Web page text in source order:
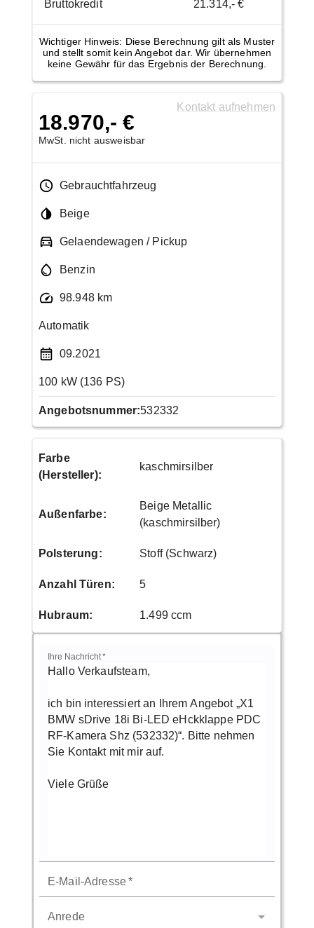
Bruttokredit 21.314,- €
Wichtiger Hinweis: Diese Berechnung gilt als Muster
und stellt somit kein Angebot dar. Wir übernehmen
keine Gewähr für das Ergebnis der Berechnung.
18.970,- €
MwSt. nicht ausweisbar
Kontakt aufnehmen
Gebrauchtfahrzeug
Beige
Gelaendewagen / Pickup
Benzin
98.948 km
Automatik
09.2021
100 kW (136 PS)
Angebotsnummer:532332
Farbe
(Hersteller):
kaschmirsilber
Außenfarbe:
Beige Metallic
(kaschmirsilber)
Polsterung: Stoff (Schwarz)
Anzahl Türen: 5
Hubraum: 1.499 ccm
Ihre Nachricht*
E-Mail-Adresse*
Anrede